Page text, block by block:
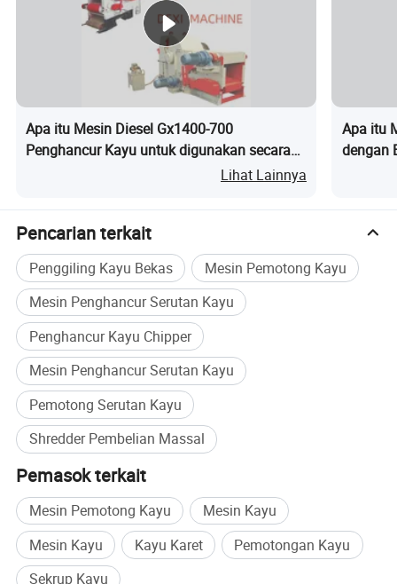
Pengenalan fungsi
1. Kemampuan beradaptasi fleksibel.
Rancangan chopik kayu dan shredder
menghindari pembuatan batu itu. Dan cocok
untuk berbagai kondisi berbeda, namun tidak
terpengaruh oleh cuaca dan kondisi eksternal
lainnya.
2. Hemat waktu. Potongan kayu dan shredder
ini dapat langsung diproduksi dan sangat
menghemat waktu.
3. Menghemat uang. Potongan kayu dan
shredder ini berkapasitas besar dan mampu
Apa itu Mesin Diesel Gx1400-700
Penghancur Kayu untuk digunakan secara
Lihat Lainnya
Apa itu
dengan
Pencarian terkait
Penggiling Kayu Bekas
Mesin Pemotong Kayu
Mesin Penghancur Serutan Kayu
Penghancur Kayu Chipper
Mesin Penghancur Serutan Kayu
Pemotong Serutan Kayu
Shredder Pembelian Massal
Pemasok terkait
Mesin Pemotong Kayu
Mesin Kayu
Mesin Kayu
Kayu Karet
Pemotongan Kayu
Sekrup Kayu